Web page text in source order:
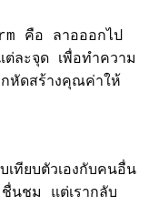
คือ ลาอออกไป
ต่ละจุด เพื่อทำความ
หัดสร้างคุณค่าให้
เทียบตัวเองกับคนอื่น
นชม แต่เรากลับ